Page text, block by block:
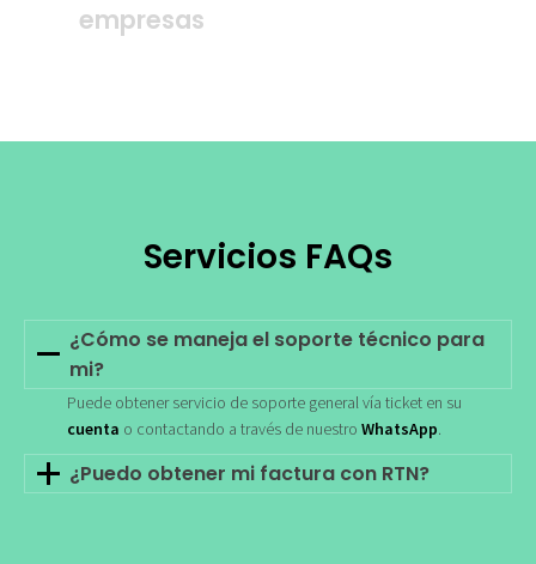
empresas
Servicios FAQs
¿Cómo se maneja el soporte técnico para
mi?
Puede obtener servicio de soporte general vía ticket en su
cuenta o contactando a través de nuestro WhatsApp.
¿Puedo obtener mi factura con RTN?